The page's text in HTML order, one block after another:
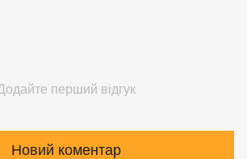
перший відгук
Новий коментар